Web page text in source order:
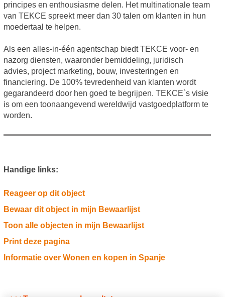
principes en enthousiasme delen. Het multinationale team
van TEKCE spreekt meer dan 30 talen om klanten in hun
moedertaal te helpen.
Als een alles-in-één agentschap biedt TEKCE voor- en
nazorg diensten, waaronder bemiddeling, juridisch
advies, project marketing, bouw, investeringen en
financiering. De 100% tevredenheid van klanten wordt
gegarandeerd door hen goed te begrijpen. TEKCE`s visie
is om een toonaangevend wereldwijd vastgoedplatform te
worden.
Handige links:
Reageer op dit object
Bewaar dit object in mijn Bewaarlijst
Toon alle objecten in mijn Bewaarlijst
Print deze pagina
Informatie over Wonen en kopen in Spanje